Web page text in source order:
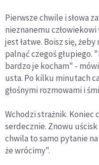
Pierwsze chwile i słowa
nieznanemu człowiekowi
jest łatwe. Boisz się,
palnąć czegoś głupiego.
bardzo je kocham" -
usta. Po kilku minutach
głośnymi rozmowami i
Wchodzi strażnik. Koniec
serdecznie. Znowu
chwila to samo pytanie
że wrócimy".